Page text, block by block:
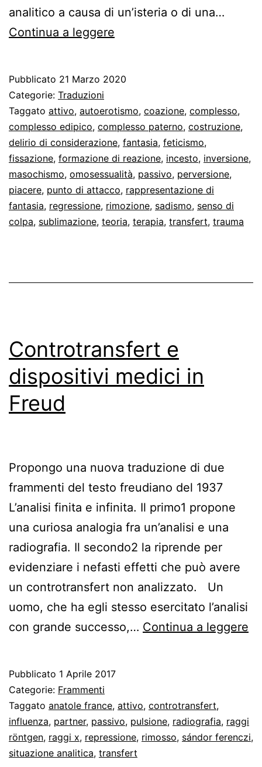
analitico a causa di un’isteria o di una…
Continua a leggere
sessuali
Pubblicato 21 Marzo 2020
Categorie: Traduzioni
Taggato attivo, autoerotismo, coazione, complesso,
complesso edipico, complesso paterno, costruzione,
delirio di considerazione, fantasia, feticismo,
fissazione, formazione di reazione, incesto, inversione,
masochismo, omosessualità, passivo, perversione,
piacere, punto di attacco, rappresentazione di
fantasia, regressione, rimozione, sadismo, senso di
colpa, sublimazione, teoria, terapia, transfert, trauma
Controtransfert e
dispositivi medici in
Freud
Propongo una nuova traduzione di due
frammenti del testo freudiano del 1937
L’analisi finita e infinita. Il primo1 propone
una curiosa analogia fra un’analisi e una
radiografia. Il secondo2 la riprende per
evidenziare i nefasti effetti che può avere
un controtransfert non analizzato. Un
uomo, che ha egli stesso esercitato l’analisi
con grande successo,… Continua a leggere
Pubblicato 1 Aprile 2017
Categorie: Frammenti
Taggato anatole france, attivo, controtransfert,
influenza, partner, passivo, pulsione, radiografia, raggi
röntgen, raggi x, repressione, rimosso, sándor ferenczi,
situazione analitica, transfert